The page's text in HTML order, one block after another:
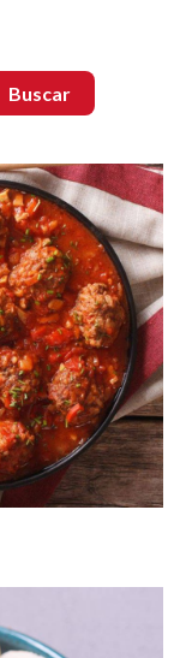
Buscar